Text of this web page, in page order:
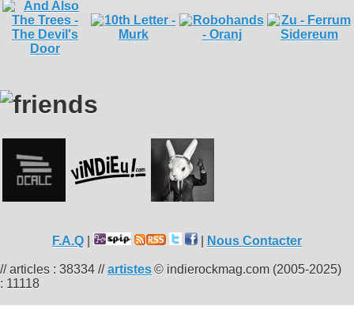
F.A.Q Nous Contacter
© indierockmag.com (2005-2025)
// articles : 38334 //artistes
: 11118